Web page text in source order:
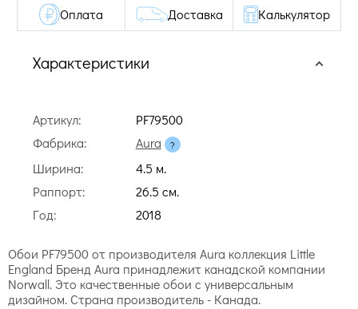
Характеристики
Артикул:
PF79500
Фабрика:
Aura
Ширина:
4.5 м.
Раппорт:
26.5 cм.
Год:
2018
Оплата Доставка Калькулятор
Обои PF79500 от производителя Aura коллекция Little
England Бренд Aura принадлежит канадской компании
Norwall. Это качественные обои с универсальным
дизайном. Страна производитель - Канада.